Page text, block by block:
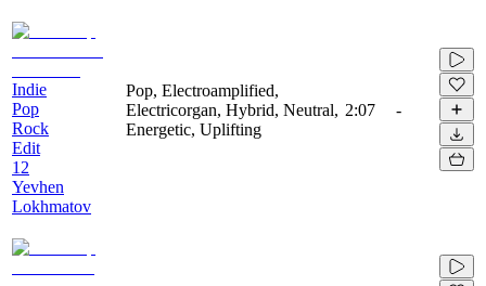
Indie
Pop
Rock
Edit
12
Yevhen
Lokhmatov
Pop, Electroamplified,
Electricorgan, Hybrid, Neutral,
Energetic, Uplifting
2:07 -